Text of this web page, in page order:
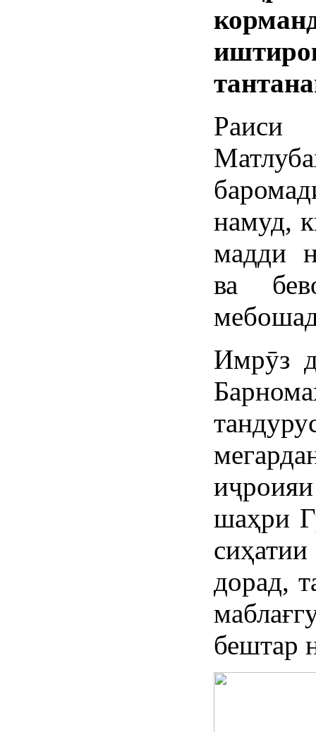
намуд,
мадди
ва
Имрӯз
шаҳри
дорад,
бештар